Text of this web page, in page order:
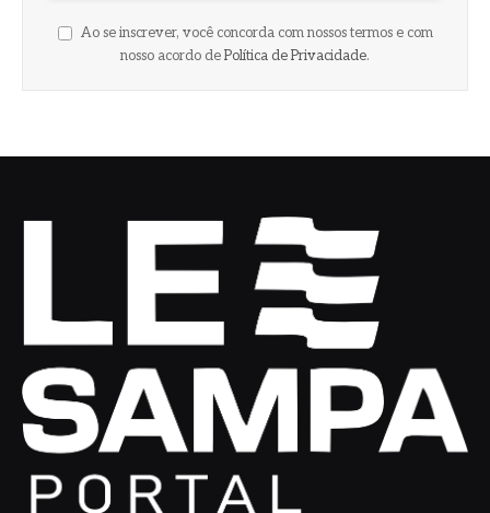
Ao se inscrever, você concorda com nossos termos e com
nosso acordo de Política de Privacidade.